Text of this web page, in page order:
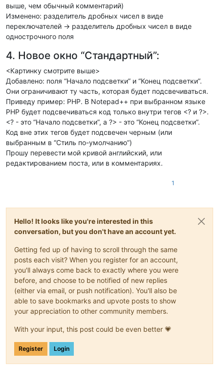
выше, чем обычный комментарий)
Изменено: разделитель дробных чисел в виде
переключателей -> разделитель дробных чисел в виде
однострочного поля
4. Новое окно “Стандартный”:
<Картинку смотрите выше>
Добавлено: поля “Начало подсветки” и “Конец подсветки”.
Они ограничивают ту часть, которая будет подсвечиваться.
Приведу пример: PHP. В Notepad++ при выбранном языке
PHP будет подсвечиваться код только внутри тегов <? и ?>.
<? - это “Начало подсветки”, а ?> - это “Конец подсветки”.
Код вне этих тегов будет подсвечен черным (или
выбранным в “Стиль по-умолчанию”)
Прошу перевести мой кривой английский, или
редактированием поста, или в комментариях.
1
Hello! It looks like you're interested in this
conversation, but you don't have an account yet.
Getting fed up of having to scroll through the same
posts each visit? When you register for an account,
you'll always come back to exactly where you were
before, and choose to be notified of new replies
(either via email, or push notification). You'll also be
able to save bookmarks and upvote posts to show
your appreciation to other community members.
With your input, this post could be even better 💗
Register Login